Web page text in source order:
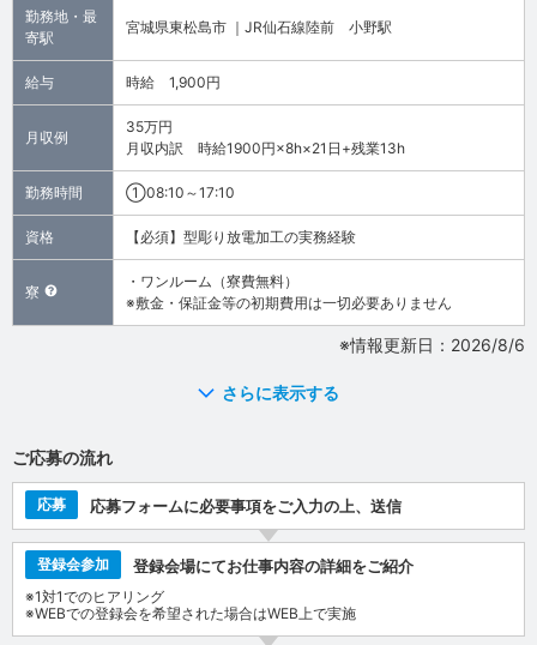
勤務地・最
寄駅
宮城県東松島市 ｜JR仙石線陸前 小野駅
給与 時給 1,900円
月収例
35万円
月収内訳 時給1900円×8h×21日+残業13h
勤務時間 ①08:10～17:10
資格 【必須】型彫り放電加工の実務経験
寮
・ワンルーム（寮費無料）
※敷金・保証金等の初期費用は一切必要ありません
※情報更新日：2026/8/6
さらに表示する
ご応募の流れ
応募 応募フォームに必要事項をご入力の上、送信
登録会参加 登録会場にてお仕事内容の詳細をご紹介
※1対1でのヒアリング
※WEBでの登録会を希望された場合はWEB上で実施